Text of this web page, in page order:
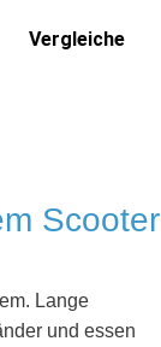
Vergleiche
Scooter
Lange
und essen